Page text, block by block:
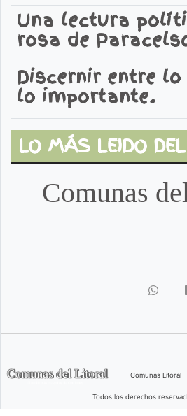
Una lectura
rosa de
Discernir entre lo
lo importante.
LO MÁS LEIDO
Comunas
Comunas Litoral
Todos los derechos